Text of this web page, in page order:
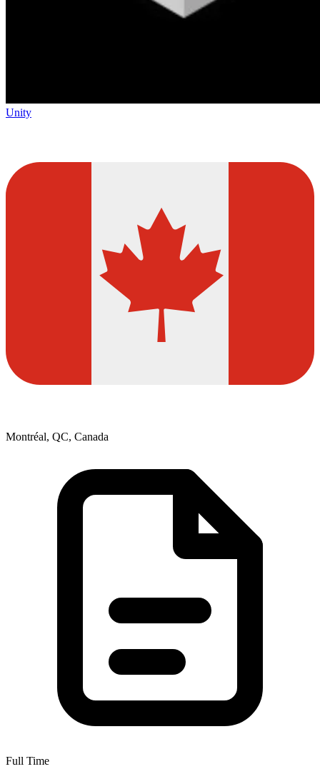
Unity
Montréal, QC, Canada
Full Time